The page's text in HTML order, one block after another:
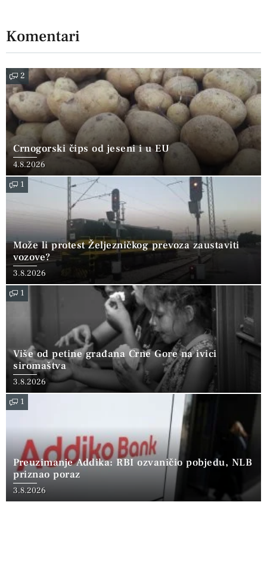
Komentari
2
Crnogorski čips od jeseni i u EU
4.8.2026
1
Može li protest Željezničkog prevoza zaustaviti
vozove?
3.8.2026
1
Više od petine građana Crne Gore na ivici
siromaštva
3.8.2026
1
Preuzimanje Addika: RBI ozvaničio pobjedu, NLB
priznao poraz
3.8.2026